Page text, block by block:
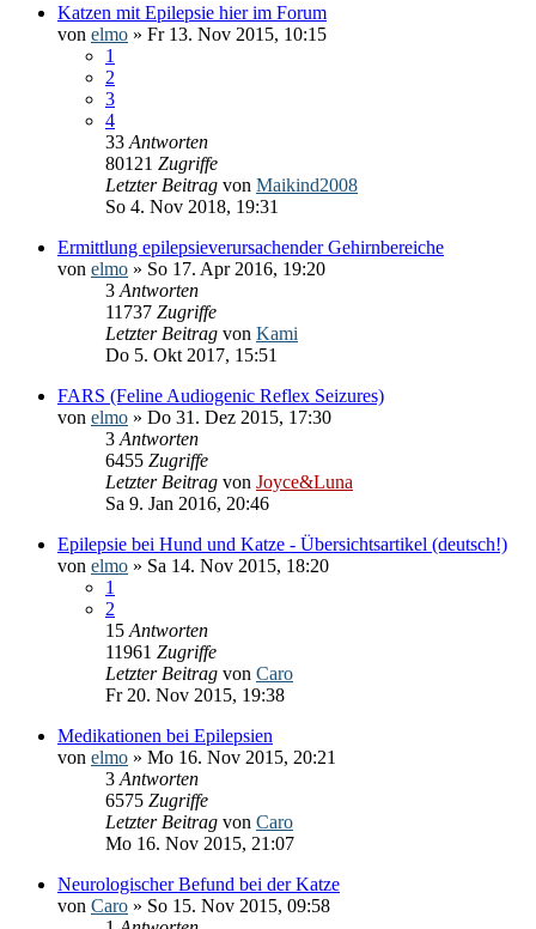
Katzen mit Epilepsie hier im Forum
von elmo » Fr 13. Nov 2015, 10:15
1
2
3
4
33 Antworten
80121 Zugriffe
Letzter Beitrag von Maikind2008
So 4. Nov 2018, 19:31
Ermittlung epilepsieverursachender Gehirnbereiche
von elmo » So 17. Apr 2016, 19:20
3 Antworten
11737 Zugriffe
Letzter Beitrag von Kami
Do 5. Okt 2017, 15:51
FARS (Feline Audiogenic Reflex Seizures)
von elmo » Do 31. Dez 2015, 17:30
3 Antworten
6455 Zugriffe
Letzter Beitrag von Joyce&Luna
Sa 9. Jan 2016, 20:46
Epilepsie bei Hund und Katze - Übersichtsartikel (deutsch!)
von elmo » Sa 14. Nov 2015, 18:20
1
2
15 Antworten
11961 Zugriffe
Letzter Beitrag von Caro
Fr 20. Nov 2015, 19:38
Medikationen bei Epilepsien
von elmo » Mo 16. Nov 2015, 20:21
3 Antworten
6575 Zugriffe
Letzter Beitrag von Caro
Mo 16. Nov 2015, 21:07
Neurologischer Befund bei der Katze
von Caro » So 15. Nov 2015, 09:58